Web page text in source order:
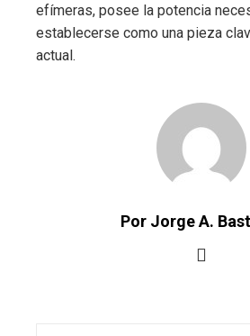
efímeras, posee la potencia
establecerse como una pieza
actual.
Por Jorge A.